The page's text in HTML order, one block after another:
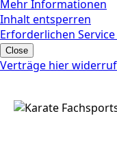
Mehr Informationen
Inhalt entsperren
Erforderlichen
Close
Verträge hier